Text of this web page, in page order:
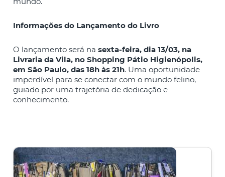
Informações do Lançamento do Livro
O lançamento será na sexta-feira, dia 13/03, na
Livraria da Vila, no Shopping Pátio Higienópolis,
em São Paulo, das 18h às 21h. Uma oportunidade
imperdível para se conectar com o mundo felino,
guiado por uma trajetória de dedicação e
conhecimento.